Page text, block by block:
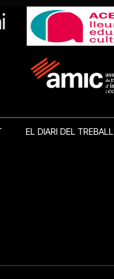
EL DIARI DEL TREBALL